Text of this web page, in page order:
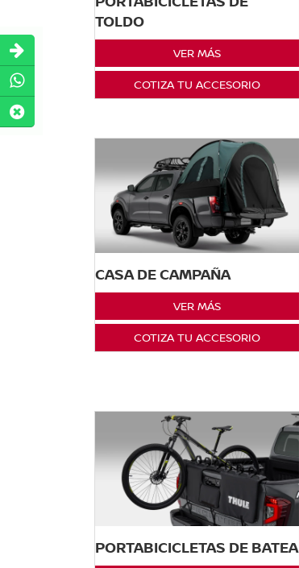
TOLDO
VER MÁS
COTIZA TU ACCESORIO
CASA DE CAMPAÑA
VER MÁS
COTIZA TU ACCESORIO
PORTABICICLETAS DE BATEA